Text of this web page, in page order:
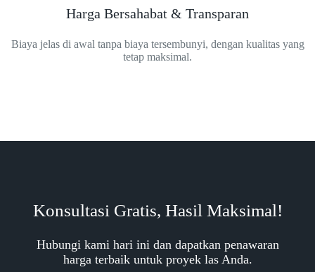
Harga Bersahabat & Transparan
Biaya jelas di awal tanpa biaya tersembunyi, dengan kualitas yang
tetap maksimal.
Konsultasi Gratis, Hasil Maksimal!
Hubungi kami hari ini dan dapatkan penawaran
harga terbaik untuk proyek las Anda.